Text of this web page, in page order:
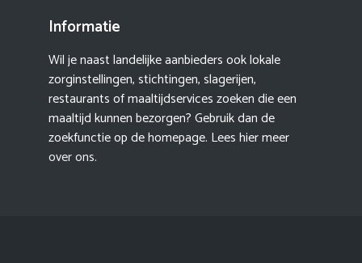
Informatie
Wil je naast landelijke aanbieders ook lokale
zorginstellingen, stichtingen, slagerijen,
restaurants of maaltijdservices zoeken die een
maaltijd kunnen bezorgen? Gebruik dan de
zoekfunctie op de homepage. Lees hier meer
over ons.